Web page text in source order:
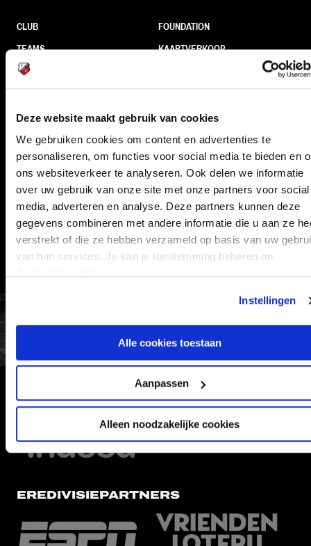
Deze website maakt gebruik van cookies
We gebruiken cookies om content en advertenties te
personaliseren, om functies voor social media te bieden en
ons websiteverkeer te analyseren. Ook delen we informatie
over uw gebruik van onze site met onze partners voor social
media, adverteren en analyse. Deze partners kunnen deze
gegevens combineren met andere informatie die u aan ze
verstrekt of die ze hebben verzameld op basis van uw
van hun services. Je kan je toestemming beheren op
Instellingen
Alle cookies toestaan
Aanpassen
Alleen noodzakelijke cookies
CLUB
TEAMS
STADION
SUPPORTERS
FOUNDATION
KAARTVERKOOP
Informatie
VEELGESTELDE VRAGEN
CONTACT
WERKEN BIJ
VERTROUWENSPERSOON
FC Utrecht<br>vanuit<br>het
HOOFDSPONSOR
EREDIVISIEPARTNERS